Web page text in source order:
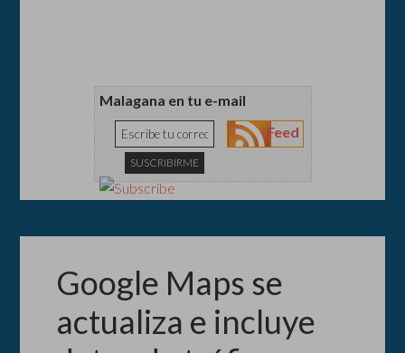
Malagana en tu e-mail
Feed
Google Maps se
actualiza e incluye